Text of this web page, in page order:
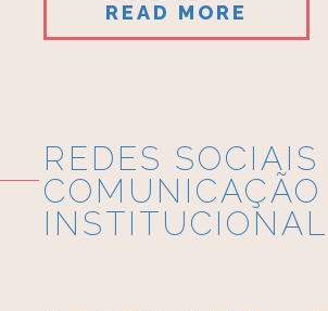
READ MORE
REDES
COMUNICAÇÃO
INSTITUCIONAL